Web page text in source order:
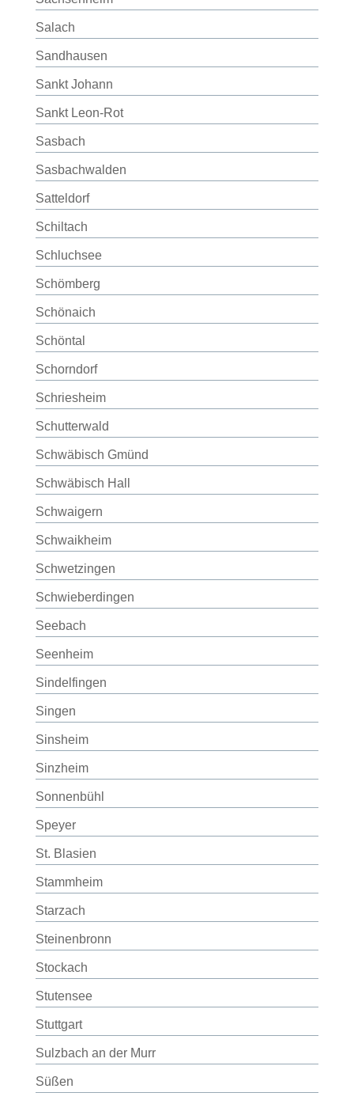
Salach
Sandhausen
Sankt Johann
Sankt Leon-Rot
Sasbach
Sasbachwalden
Satteldorf
Schiltach
Schluchsee
Schömberg
Schönaich
Schöntal
Schorndorf
Schriesheim
Schutterwald
Schwäbisch Gmünd
Schwäbisch Hall
Schwaigern
Schwaikheim
Schwetzingen
Schwieberdingen
Seebach
Seenheim
Sindelfingen
Singen
Sinsheim
Sinzheim
Sonnenbühl
Speyer
St. Blasien
Stammheim
Starzach
Steinenbronn
Stockach
Stutensee
Stuttgart
Sulzbach an der Murr
Süßen